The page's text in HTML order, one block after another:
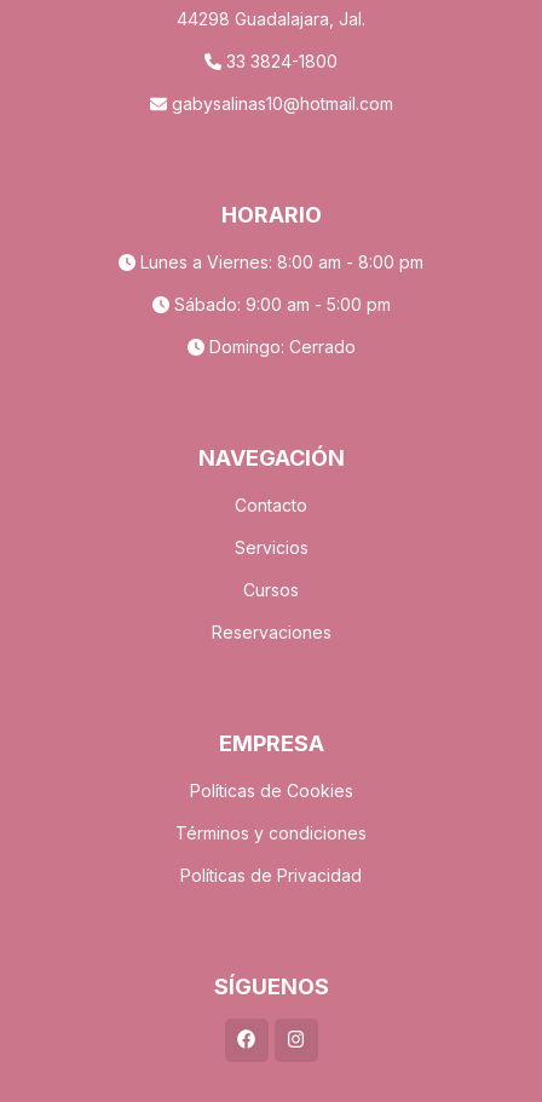
44298 Guadalajara, Jal.
33 3824-1800
gabysalinas10@hotmail.com
HORARIO
Lunes a Viernes: 8:00 am - 8:00 pm
Sábado: 9:00 am - 5:00 pm
Domingo: Cerrado
NAVEGACIÓN
Contacto
Servicios
Cursos
Reservaciones
EMPRESA
Políticas de Cookies
Términos y condiciones
Políticas de Privacidad
SÍGUENOS